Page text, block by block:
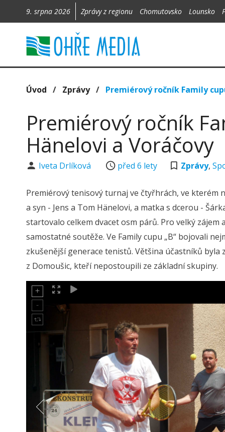
9. srpna 2026 Zprávy z regionu Chomutovsko Lounsko
Úvod / Zprávy/ Premiérový ročník Family
Premiérový ročník
Hänelovi a Voráčovy
Iveta Drlíková před 6 lety Zprávy,
Premiérový tenisový turnaj ve čtyřhrách, ve kterém
a syn - Jens a Tom Hänelovi, a matka s dcerou -
startovalo celkem dvacet osm párů. Pro velký
samostatné soutěže. Ve Family cupu „B“ bojovali
zkušenější generace tenistů. Většina účastníků
z Domoušic, kteří nepostoupili ze základní skupiny.